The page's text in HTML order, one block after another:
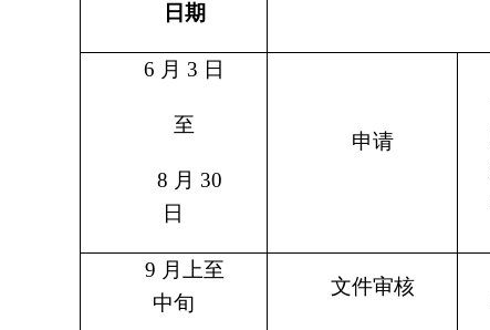
日期
6 月 3 日
至
8 月 30
日
申请
9 月上至
中旬
文件审核